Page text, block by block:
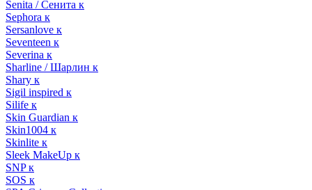
Senita / Сенита к
Sephora к
Sersanlove к
Seventeen к
Severina к
Sharline / Шарлин к
Shary к
Sigil inspired к
Silife к
Skin Guardian к
Skin1004 к
Skinlite к
Sleek MakeUp к
SNP к
SOS к